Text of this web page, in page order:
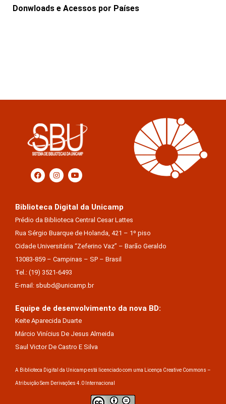
Donwloads e Acessos por Países
Biblioteca Digital da Unicamp
Prédio da Biblioteca Central Cesar Lattes
Rua Sérgio Buarque de Holanda, 421 – 1º piso
Cidade Universitária “Zeferino Vaz” – Barão Geraldo
13083-859 – Campinas – SP – Brasil
Tel.: (19) 3521-6493
E-mail: sbubd@unicamp.br
Equipe de desenvolvimento da nova BD:
Keite Aparecida Duarte
Márcio Vinícius De Jesus Almeida
Saul Victor De Castro E Silva
A Biblioteca Digital da Unicamp está licenciado com uma Licença Creative Commons –
Atribuição Sem Derivações 4.0 Internacional